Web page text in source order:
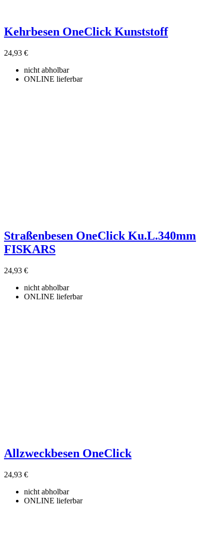
Kehrbesen OneClick Kunststoff
24,93 €
nicht abholbar
ONLINE lieferbar
Straßenbesen OneClick Ku.L.340mm
FISKARS
24,93 €
nicht abholbar
ONLINE lieferbar
Allzweckbesen OneClick
24,93 €
nicht abholbar
ONLINE lieferbar